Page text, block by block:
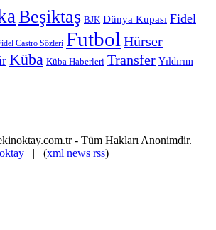
Beşiktaş BJK Dünya Kupası Fidel
Castro Sözleri Futbol Hürser
Küba Küba Haberleri Transfer Yıldırım
- Tüm Hakları Anonimdir.
| (xml news rss)